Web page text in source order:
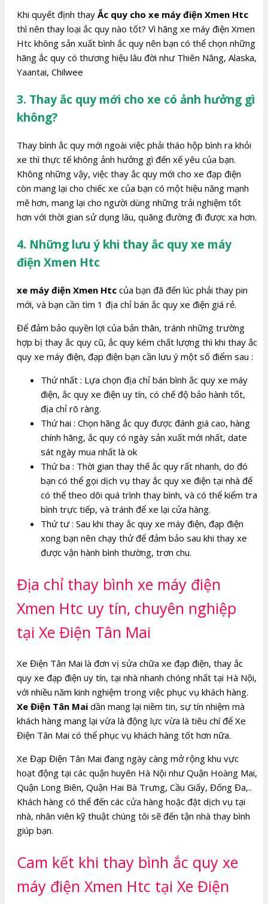
Khi quyết định thay Ắc quy cho xe máy điện Xmen Htc
thì nên thay loại ắc quy nào tốt? Vì hãng xe máy điện Xmen
Htc không sản xuất bình ắc quy nên bạn có thể chọn những
hãng ắc quy có thương hiệu lâu đời như Thiên Năng, Alaska,
Yaantai, Chilwee
3. Thay ắc quy mới cho xe có ảnh hưởng gì
không?
Thay bình ắc quy mới ngoài việc phải tháo hộp bình ra khỏi
xe thì thực tế không ảnh hưởng gì đến xế yêu của bạn.
Không những vậy, việc thay ắc quy mới cho xe đạp điện
còn mang lại cho chiếc xe của bạn có một hiệu năng mạnh
mẽ hơn, mang lại cho người dùng những trải nghiệm tốt
hơn với thời gian sử dụng lâu, quãng đường đi được xa hơn.
4. Những lưu ý khi thay ắc quy xe máy
điện Xmen Htc
xe máy điện Xmen Htc của bạn đã đến lúc phải thay pin
mới, và bạn cần tìm 1 địa chỉ bán ắc quy xe điện giá rẻ.
Để đảm bảo quyền lợi của bản thân, tránh những trường
hợp bị thay ắc quy cũ, ắc quy kém chất lượng thì khi thay ắc
quy xe máy điện, đạp điện bạn cần lưu ý một số điểm sau :
Thứ nhất : Lựa chọn địa chỉ bán bình ắc quy xe máy
điện, ắc quy xe điện uy tín, có chế độ bảo hành tốt,
địa chỉ rõ ràng.
Thứ hai : Chọn hãng ắc quy được đánh giá cao, hàng
chính hãng, ắc quy có ngày sản xuất mới nhất, date
sát ngày mua nhất là ok
Thứ ba : Thời gian thay thế ắc quy rất nhanh, do đó
bạn có thể gọi dịch vụ thay ắc quy xe điện tại nhà để
có thể theo dõi quá trình thay bình, và có thể kiểm tra
bình trực tiếp, và tránh để xe lại cửa hàng.
Thứ tư : Sau khi thay ắc quy xe máy điện, đạp điện
xong bạn nên chạy thử để đảm bảo sau khi thay xe
được vận hành bình thường, trơn chu.
Địa chỉ thay bình xe máy điện
Xmen Htc uy tín, chuyên nghiệp
tại Xe Điện Tân Mai
Xe Điện Tân Mai là đơn vị sửa chữa xe đạp điện, thay ắc
quy xe đạp điện uy tín, tại nhà nhanh chóng nhất tại Hà Nội,
với nhiều năm kinh nghiệm trong việc phục vụ khách hàng.
Xe Điện Tân Mai dần mang lại niềm tin, sự tín nhiệm mà
khách hàng mang lại vừa là động lực vừa là tiêu chí để Xe
Điện Tân Mai có thể phục vụ khách hàng tốt hơn nữa.
Xe Đạp Điện Tân Mai đang ngày càng mở rộng khu vực
hoạt động tại các quận huyên Hà Nội như Quận Hoàng Mai,
Quận Long Biên, Quận Hai Bà Trưng, Cầu Giấy, Đống Đa,..
Khách hàng có thể đến các cửa hàng hoặc đặt dịch vụ tại
nhà, nhân viên kỹ thuật chúng tôi sẽ đến tận nhà thay bình
giúp bạn.
Cam kết khi thay bình ắc quy xe
máy điện Xmen Htc tại Xe Điện